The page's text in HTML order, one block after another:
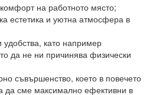
на работното място;
естетика и уютна атмосфера в
като например
да не ни причинява физически
съвършенство, което в повечето
да сме максимално ефективни в